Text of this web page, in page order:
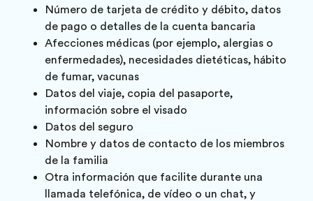
Número de tarjeta de crédito y débito, datos
de pago o detalles de la cuenta bancaria
Afecciones médicas (por ejemplo, alergias o
enfermedades), necesidades dietéticas, hábito
de fumar, vacunas
Datos del viaje, copia del pasaporte,
información sobre el visado
Datos del seguro
Nombre y datos de contacto de los miembros
de la familia
Otra información que facilite durante una
llamada telefónica, de vídeo o un chat, y